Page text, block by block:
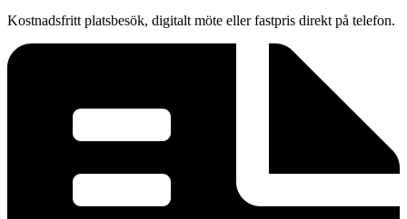
Kostnadsfritt platsbesök, digitalt möte eller fastpris direkt på telefon.